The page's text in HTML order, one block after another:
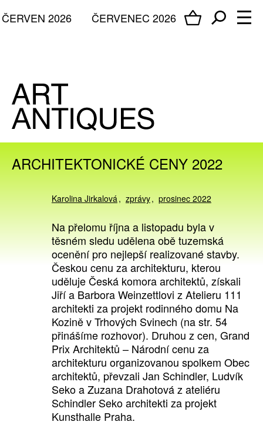
ČERVENEC 2026
ČERVEN 2026
ARCHITEKTONICKÉ CENY 2022
Karolina Jirkalová zprávy prosinec 2022
Na přelomu října a listopadu byla v
těsném sledu udělena obě tuzemská
ocenění pro nejlepší realizované stavby.
Českou cenu za architekturu, kterou
uděluje Česká komora architektů, získali
Jiří a Barbora Weinzettlovi z Atelieru 111
architekti za projekt rodinného domu Na
Kozině v Trhových Svinech (na str. 54
přinášíme rozhovor). Druhou z cen, Grand
Prix Architektů – Národní cenu za
architekturu organizovanou spolkem Obec
architektů, převzali Jan Schindler, Ludvík
Seko a Zuzana Drahotová z ateliéru
Schindler Seko architekti za projekt
Kunsthalle Praha.